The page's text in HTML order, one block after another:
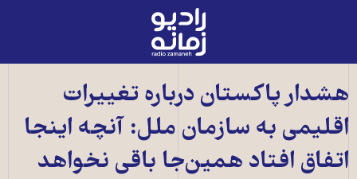
رادیو
زمانه
صفحه
اصلی
هشدار پاکستان درباره تغییرات
اقلیمی به سازمان ملل: آنچه اینجا
اتفاق افتاد همین‌جا باقی نخواهد